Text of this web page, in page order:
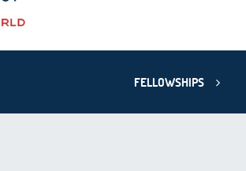
FELLOWSHIPS